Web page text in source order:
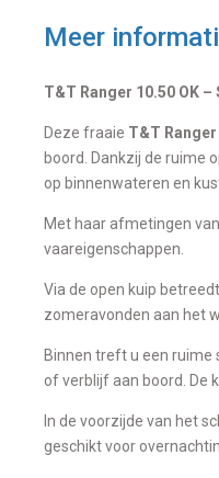
Meer
T&T Ranger 10.50 OK
Deze fraaie T&T Ranger
boord. Dankzij de ruime
op binnenwateren en
Met haar afmetingen van
vaareigenschappen.
Via de open kuip
zomeravonden aan het
Binnen treft u een ruime
of verblijf aan boord. De
In de voorzijde van het
geschikt voor